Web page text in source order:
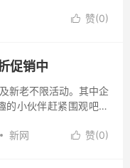
 赞(0)
促销中
新老不限活动。其中企
小伙伴赶紧围观吧。
 赞(0)
新网